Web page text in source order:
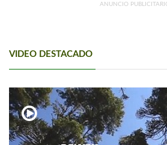
ANUNCIO
VIDEO DESTACADO